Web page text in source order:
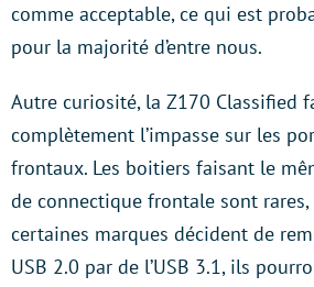
comme acceptable, ce qui est
pour la majorité d’entre nous.
Autre curiosité, la Z170 Classified
complètement l’impasse sur les
frontaux. Les boitiers faisant le
de connectique frontale sont
certaines marques décident de
USB 2.0 par de l’USB 3.1, ils